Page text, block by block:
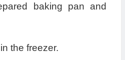
baking pan and
the freezer.